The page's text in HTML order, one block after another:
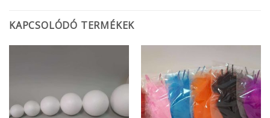
KAPCSOLÓDÓ TERMÉKEK